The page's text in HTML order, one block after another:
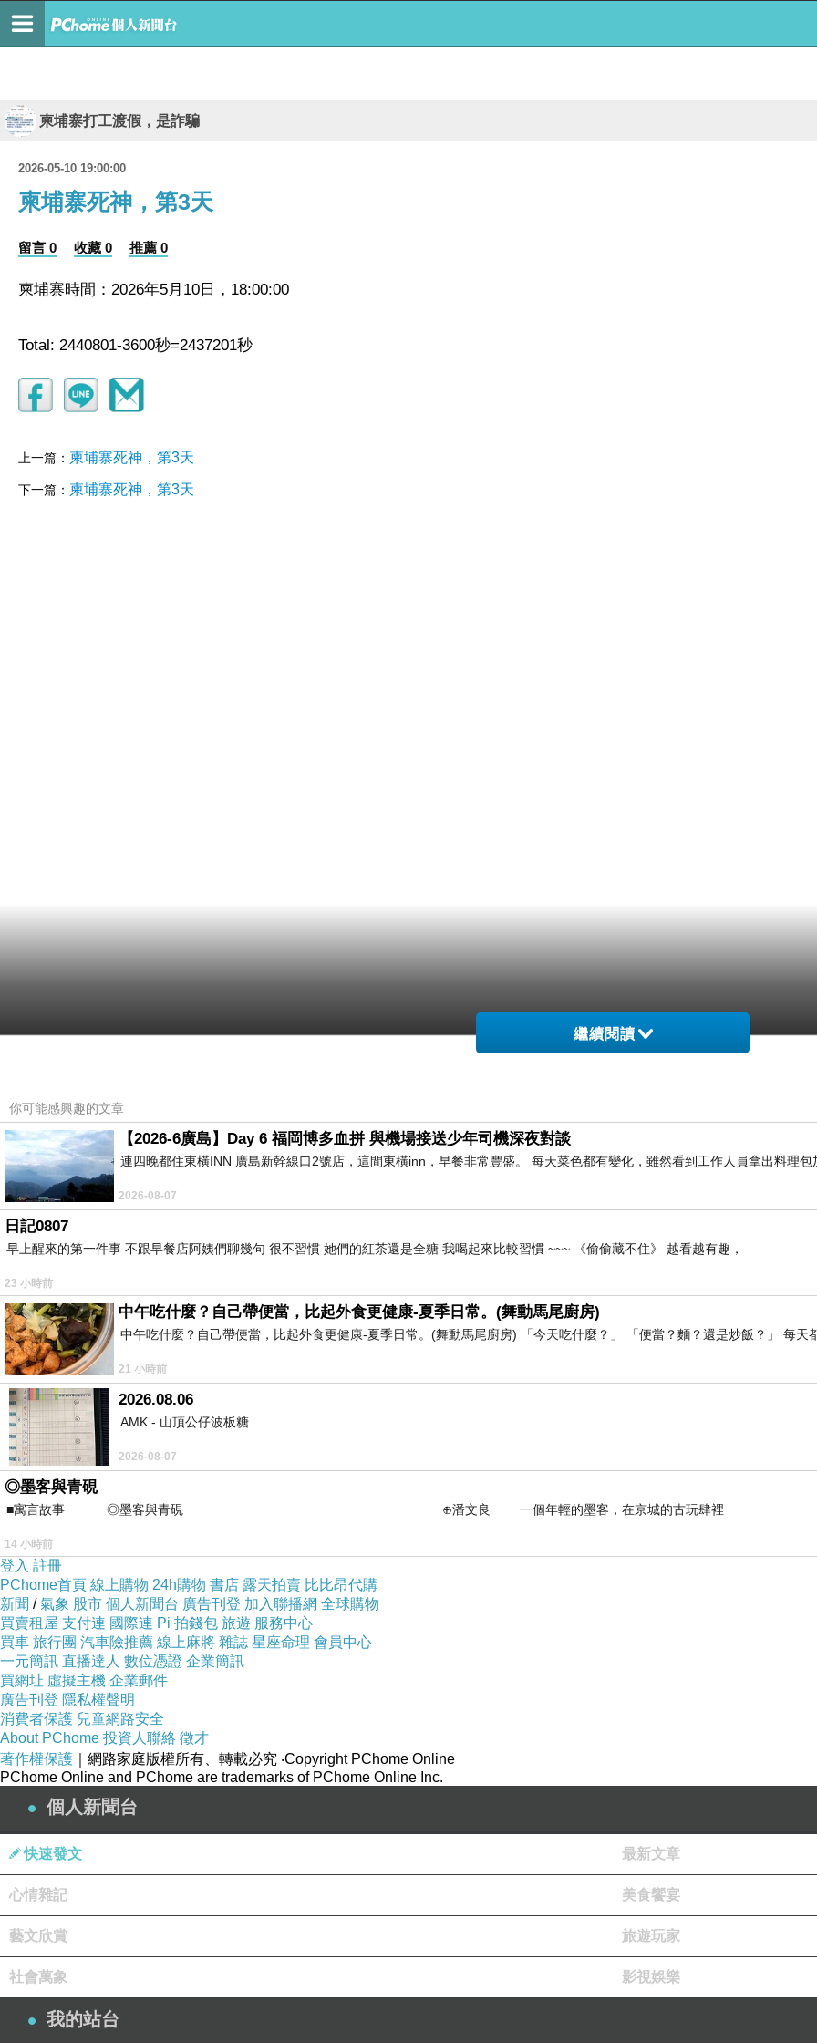
柬埔寨打工渡假，是詐騙
2026-05-10 19:00:00
柬埔寨死神，第3天
留言 0 收藏 0 推薦 0
柬埔寨時間：2026年5月10日，18:00:00
Total: 2440801-3600秒=2437201秒
上一篇： 柬埔寨死神，第3天
下一篇： 柬埔寨死神，第3天
繼續閱讀
你可能感興趣的文章
【2026-6廣島】Day 6 福岡博多血拼 與機場接送少年司機深夜對談
連四晚都住東橫INN 廣島新幹線口2號店，這間東橫inn，早餐非常豐盛。 每天菜色都有變化，雖然看到工作人員拿出料理包
2026-08-07
日記0807
早上醒來的第一件事 不跟早餐店阿姨們聊幾句 很不習慣 她們的紅茶還是全糖 我喝起來比較習慣 ~~~ 《偷偷藏不住》 越看越有趣，
23 小時前
中午吃什麼？自己帶便當，比起外食更健康-夏季日常。(舞動馬尾廚房)
中午吃什麼？自己帶便當，比起外食更健康-夏季日常。(舞動馬尾廚房) 「今天吃什麼？」 「便當？麵？還是炒飯？」 每天
21 小時前
2026.08.06
AMK - 山頂公仔波板糖
2026-08-07
◎墨客與青硯
■寓言故事 ◎墨客與青硯 ⊕潘文良 一個年輕的墨客，在京城的古玩肆裡
14 小時前
登入 註冊
PChome首頁 線上購物 24h購物 書店 露天拍賣 比比昂代購
新聞 /氣象 股市 個人新聞台 廣告刊登 加入聯播網 全球購物
買賣租屋 支付連 國際連 Pi 拍錢包 旅遊 服務中心
買車 旅行團 汽車險推薦 線上麻將 雜誌 星座命理 會員中心
一元簡訊 直播達人 數位憑證 企業簡訊
買網址 虛擬主機 企業郵件
廣告刊登 隱私權聲明
消費者保護 兒童網路安全
About PChome 投資人聯絡 徵才
著作權保護 ｜網路家庭版權所有、轉載必究 ‧Copyright PChome Online
PChome Online and PChome are trademarks of PChome Online Inc.
個人新聞台
快速發文 最新文章
心情雜記 美食饗宴
藝文欣賞 旅遊玩家
社會萬象 影視娛樂
我的站台